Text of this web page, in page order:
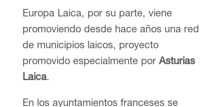
Europa Laica, por su parte, viene
promoviendo desde hace años una red
de municipios laicos, proyecto
promovido especialmente por Asturias
Laica.
En los ayuntamientos franceses se